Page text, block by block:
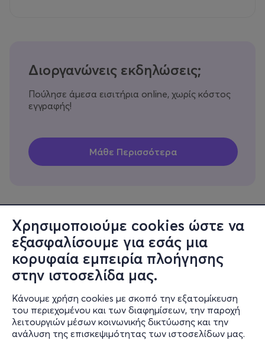
Χρησιμοποιούμε cookies ώστε να
εξασφαλίσουμε για εσάς μια
κορυφαία εμπειρία πλοήγησης
στην ιστοσελίδα μας.
Κάνουμε χρήση cookies με σκοπό την εξατομίκευση
του περιεχομένου και των διαφημίσεων, την παροχή
λειτουργιών μέσων κοινωνικής δικτύωσης και την
ανάλυση της επισκεψιμότητας των ιστοσελίδων μας.
Διοργανώνεις εκδηλώσεις;
Πούλησε άμεσα εισιτήρια online, χωρίς κόστος
εγγραφής!
Πληροφορίες
Υποστήριξη
Stay Connected